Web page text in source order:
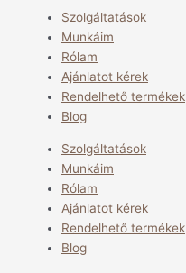
Szolgáltatások
Munkáim
Rólam
Ajánlatot kérek
Rendelhető termékek
Blog
Szolgáltatások
Munkáim
Rólam
Ajánlatot kérek
Rendelhető termékek
Blog